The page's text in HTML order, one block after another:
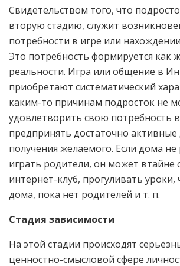
Свидетельством того, что
вторую стадию, служит
потребности в игре или
Это потребность формируется как
реальности. Игра или общение в
приобретают систематический
каким-то причинам подросток не
удовлетворить свою потребность
предпринять достаточно активные
получения желаемого. Если дома
играть родители, он может втайне
интернет-клуб, прогуливать
дома, пока нет родителей и т. п.
Стадия зависимости
На этой стадии происходят
ценностно-смысловой сфере